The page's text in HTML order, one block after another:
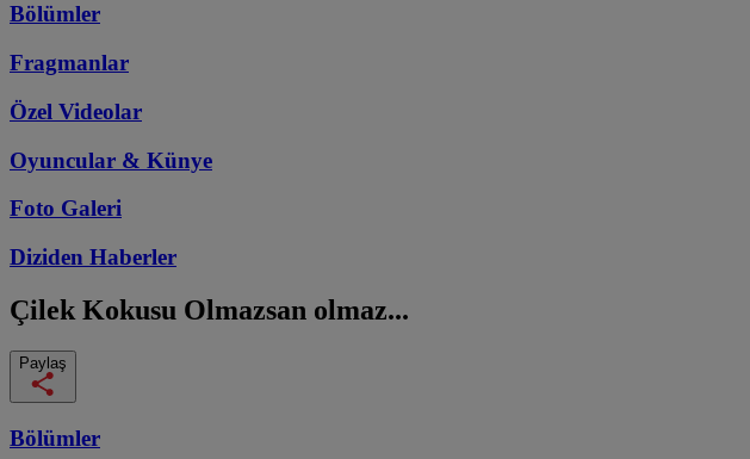
Bölümler
Fragmanlar
Özel Videolar
Oyuncular & Künye
Foto Galeri
Diziden Haberler
Çilek Kokusu Olmazsan olmaz...
Paylaş
Bölümler